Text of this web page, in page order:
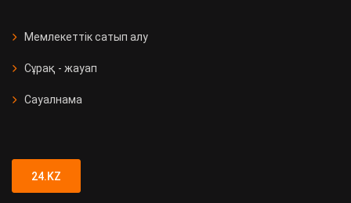
Мемлекеттік сатып алу
Сұрақ - жауап
Сауалнама
24.KZ